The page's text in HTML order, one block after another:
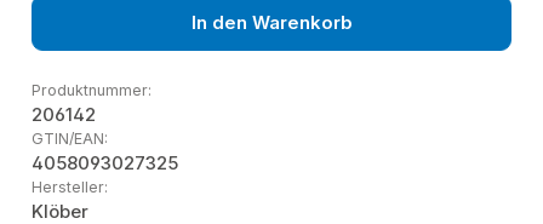
In den Warenkorb
Produktnummer:
206142
GTIN/EAN:
4058093027325
Hersteller:
Klöber